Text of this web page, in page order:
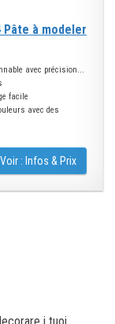
Pâte à modeler
avec précision...
facile
avec des
Voir : Infos & Prix